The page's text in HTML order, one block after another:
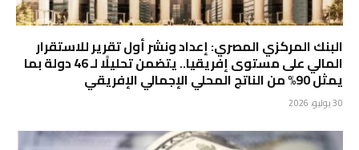
البنك المركزي المصري: إعداد ونشر أول تقرير للاستقرار
المالي على مستوى إفريقيا.. يتضمن تحليلًا لـ 46 دولة بما
يمثل 90% من الناتج المحلي الإجمالي الإفريقي
30 يوليو، 2026